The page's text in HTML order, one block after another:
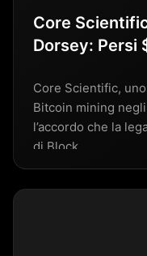
Core
Dorsey: Persi
Core Scientific,
Bitcoin mining
l’accordo che la
di Block…